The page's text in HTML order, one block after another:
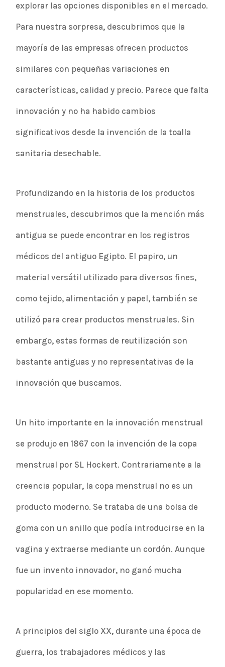
explorar las opciones disponibles en el mercado.
Para nuestra sorpresa, descubrimos que la
mayoría de las empresas ofrecen productos
similares con pequeñas variaciones en
características, calidad y precio. Parece que falta
innovación y no ha habido cambios
significativos desde la invención de la toalla
sanitaria desechable.
Profundizando en la historia de los productos
menstruales, descubrimos que la mención más
antigua se puede encontrar en los registros
médicos del antiguo Egipto. El papiro, un
material versátil utilizado para diversos fines,
como tejido, alimentación y papel, también se
utilizó para crear productos menstruales. Sin
embargo, estas formas de reutilización son
bastante antiguas y no representativas de la
innovación que buscamos.
Un hito importante en la innovación menstrual
se produjo en 1867 con la invención de la copa
menstrual por SL Hockert. Contrariamente a la
creencia popular, la copa menstrual no es un
producto moderno. Se trataba de una bolsa de
goma con un anillo que podía introducirse en la
vagina y extraerse mediante un cordón. Aunque
fue un invento innovador, no ganó mucha
popularidad en ese momento.
A principios del siglo XX, durante una época de
guerra, los trabajadores médicos y las